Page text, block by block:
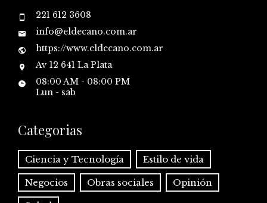
221 612 3608
info@eldecano.com.ar
https://www.eldecano.com.ar
Av 12 641 La Plata
08:00 AM - 08:00 PM
Lun - sab
Categorias
Ciencia y Tecnología Estilo de vida
Negocios Obras sociales Opinión